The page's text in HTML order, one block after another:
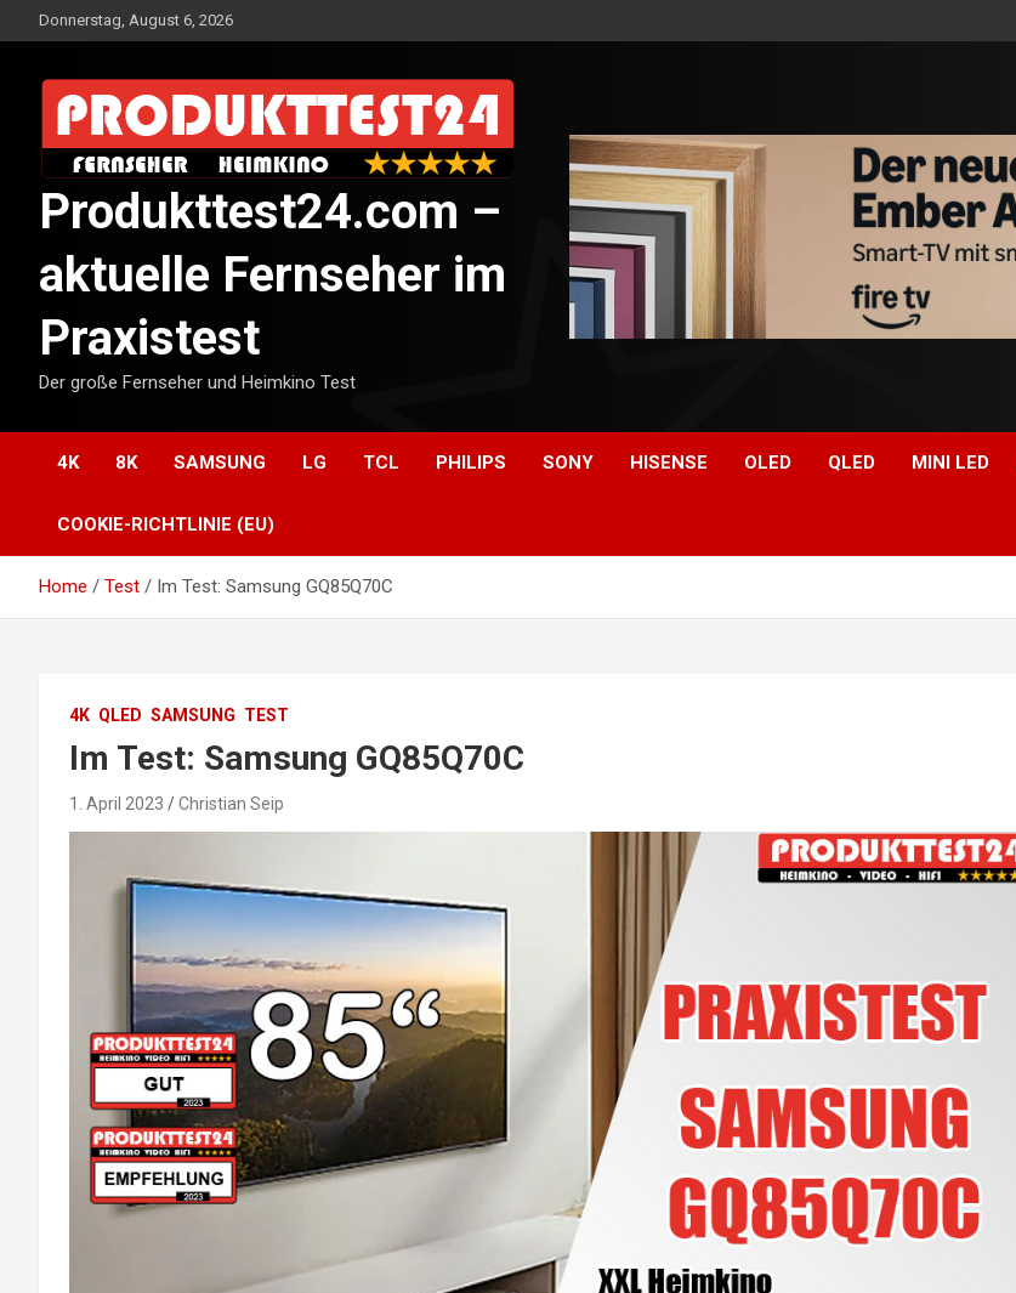
to
Donnerstag, August 6, 2026
Produkttest24.com –
aktuelle Fernseher im
Praxistest
Der große Fernseher und Heimkino Test
4K 8K SAMSUNG LG TCL PHILIPS SONY HISENSE OLED QLED MINI LED
COOKIE-RICHTLINIE (EU)
Home Test Im Test: Samsung GQ85Q70C
4K QLED SAMSUNG TEST
Im Test: Samsung GQ85Q70C
1. April 2023 Christian Seip